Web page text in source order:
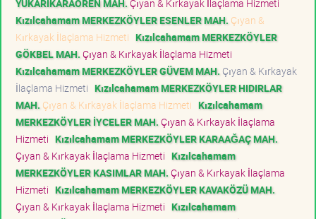
YUKARIKARAÖREN MAH. Çıyan & Kırkayak İlaçlama Hizmeti
Kızılcahamam MERKEZKÖYLER ESENLER MAH. Çıyan &
Kırkayak İlaçlama Hizmeti Kızılcahamam MERKEZKÖYLER
GÖKBEL MAH. Çıyan & Kırkayak İlaçlama Hizmeti
Kızılcahamam MERKEZKÖYLER GÜVEM MAH. Çıyan & Kırkayak
İlaçlama Hizmeti Kızılcahamam MERKEZKÖYLER HIDIRLAR
MAH. Çıyan & Kırkayak İlaçlama Hizmeti Kızılcahamam
MERKEZKÖYLER İYCELER MAH. Çıyan & Kırkayak İlaçlama
Hizmeti Kızılcahamam MERKEZKÖYLER KARAAĞAÇ MAH.
Çıyan & Kırkayak İlaçlama Hizmeti Kızılcahamam
MERKEZKÖYLER KASIMLAR MAH. Çıyan & Kırkayak İlaçlama
Hizmeti Kızılcahamam MERKEZKÖYLER KAVAKÖZÜ MAH.
Çıyan & Kırkayak İlaçlama Hizmeti Kızılcahamam